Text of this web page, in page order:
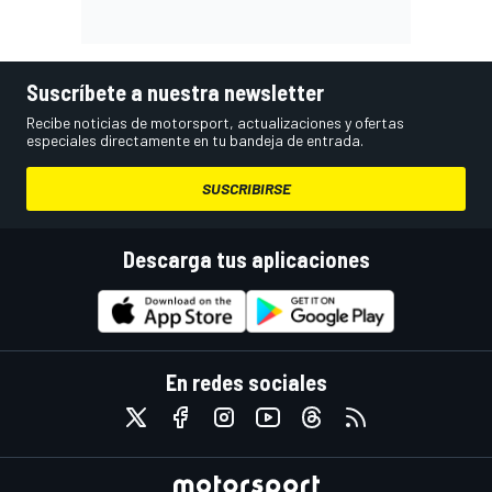
Suscríbete a nuestra newsletter
Recibe noticias de motorsport, actualizaciones y ofertas
especiales directamente en tu bandeja de entrada.
SUSCRIBIRSE
Descarga tus aplicaciones
En redes sociales